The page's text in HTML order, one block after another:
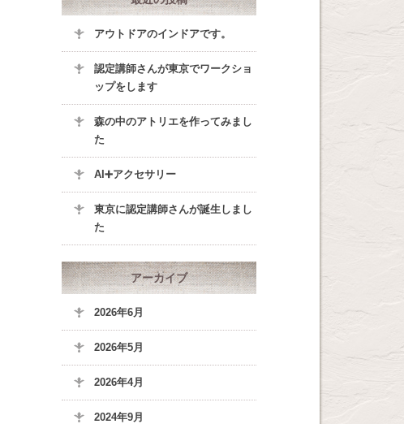
アウトドアのインドアです。
認定講師さんが東京でワークショ
ップをします
森の中のアトリエを作ってみまし
た
AI➕アクセサリー
東京に認定講師さんが誕生しまし
た
アーカイブ
2026年6月
2026年5月
2026年4月
2024年9月